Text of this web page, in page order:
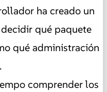
ha creado un
qué paquete
qué administración
comprender los